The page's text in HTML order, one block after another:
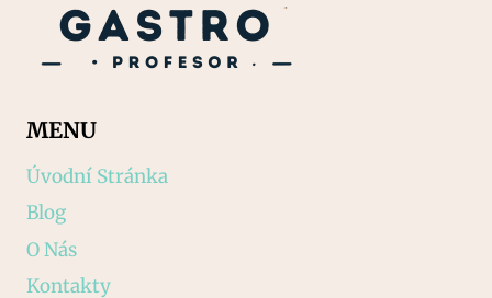
MENU
Úvodní Stránka
Blog
O Nás
Kontakty